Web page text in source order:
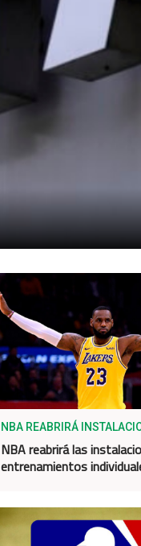
NBA REABRIRÁ
NBA reabrirá las
entrenamientos